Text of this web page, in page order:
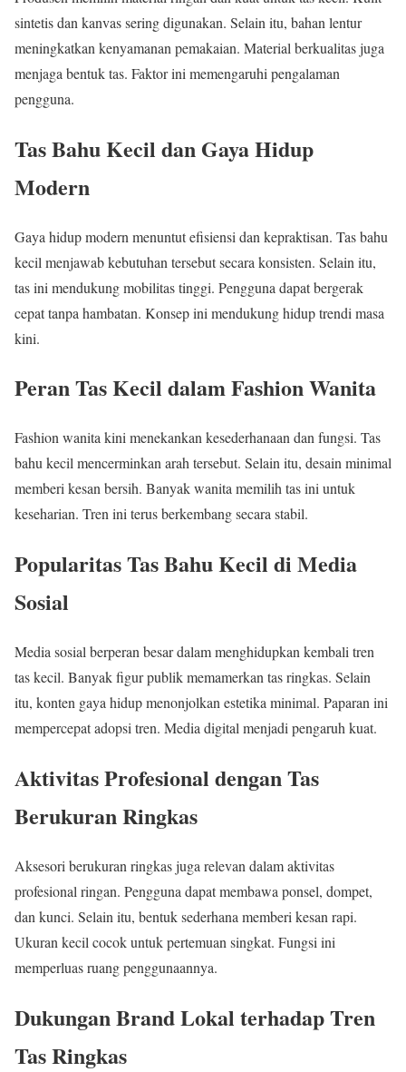
sintetis dan kanvas sering digunakan. Selain itu, bahan lentur
meningkatkan kenyamanan pemakaian. Material berkualitas juga
menjaga bentuk tas. Faktor ini memengaruhi pengalaman
pengguna.
Tas Bahu Kecil dan Gaya Hidup
Modern
Gaya hidup modern menuntut efisiensi dan kepraktisan. Tas bahu
kecil menjawab kebutuhan tersebut secara konsisten. Selain itu,
tas ini mendukung mobilitas tinggi. Pengguna dapat bergerak
cepat tanpa hambatan. Konsep ini mendukung hidup trendi masa
kini.
Peran Tas Kecil dalam Fashion Wanita
Fashion wanita kini menekankan kesederhanaan dan fungsi. Tas
bahu kecil mencerminkan arah tersebut. Selain itu, desain minimal
memberi kesan bersih. Banyak wanita memilih tas ini untuk
keseharian. Tren ini terus berkembang secara stabil.
Popularitas Tas Bahu Kecil di Media
Sosial
Media sosial berperan besar dalam menghidupkan kembali tren
tas kecil. Banyak figur publik memamerkan tas ringkas. Selain
itu, konten gaya hidup menonjolkan estetika minimal. Paparan ini
mempercepat adopsi tren. Media digital menjadi pengaruh kuat.
Aktivitas Profesional dengan Tas
Berukuran Ringkas
Aksesori berukuran ringkas juga relevan dalam aktivitas
profesional ringan. Pengguna dapat membawa ponsel, dompet,
dan kunci. Selain itu, bentuk sederhana memberi kesan rapi.
Ukuran kecil cocok untuk pertemuan singkat. Fungsi ini
memperluas ruang penggunaannya.
Dukungan Brand Lokal terhadap Tren
Tas Ringkas